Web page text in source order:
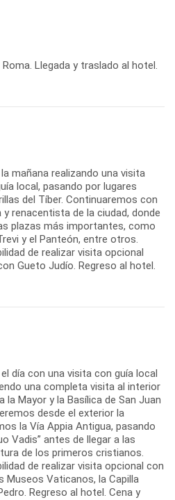
Llegada y traslado al hotel.
mañana realizando una visita
local, pasando por lugares
del Tíber. Continuaremos con
renacentista de la ciudad, donde
plazas más importantes, como
y el Panteón, entre otros.
de realizar visita opcional
Gueto Judío. Regreso al hotel.
día con una visita con guía local
una completa visita al interior
la Mayor y la Basílica de San Juan
desde el exterior la
la Vía Appia Antigua, pasando
Vadis” antes de llegar a las
de los primeros cristianos.
de realizar visita opcional con
Museos Vaticanos, la Capilla
Regreso al hotel. Cena y